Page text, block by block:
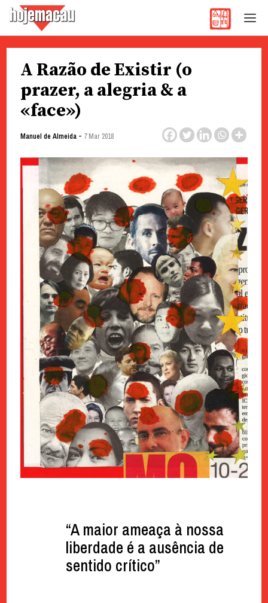
A Razão de Existir (o
prazer, a alegria & a
«face»)
Manuel de Almeida- 7 Mar 2018
“A maior ameaça à nossa
liberdade é a ausência de
sentido crítico”